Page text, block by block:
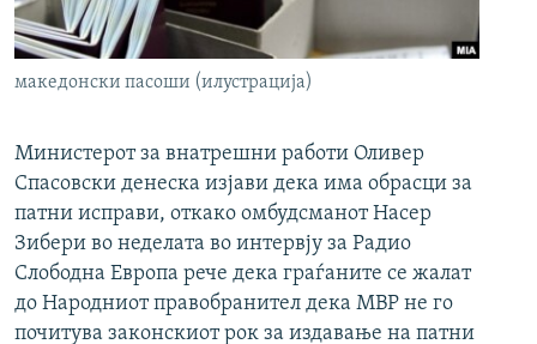
РСЕ веб страници
македонски пасоши (илустрација)
Министерот за внатрешни работи Оливер
Спасовски денеска изјави дека има обрасци за
патни исправи, откако омбудсманот Насер
Зибери во неделата во интервју за Радио
Слободна Европа рече дека граѓаните се жалат
до Народниот правобранител дека МВР не го
почитува законскиот рок за издавање на патни